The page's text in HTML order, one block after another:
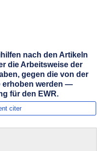
nach den Artikeln
die Arbeitsweise der
gegen die von der
erhoben werden —
für den EWR.
citer